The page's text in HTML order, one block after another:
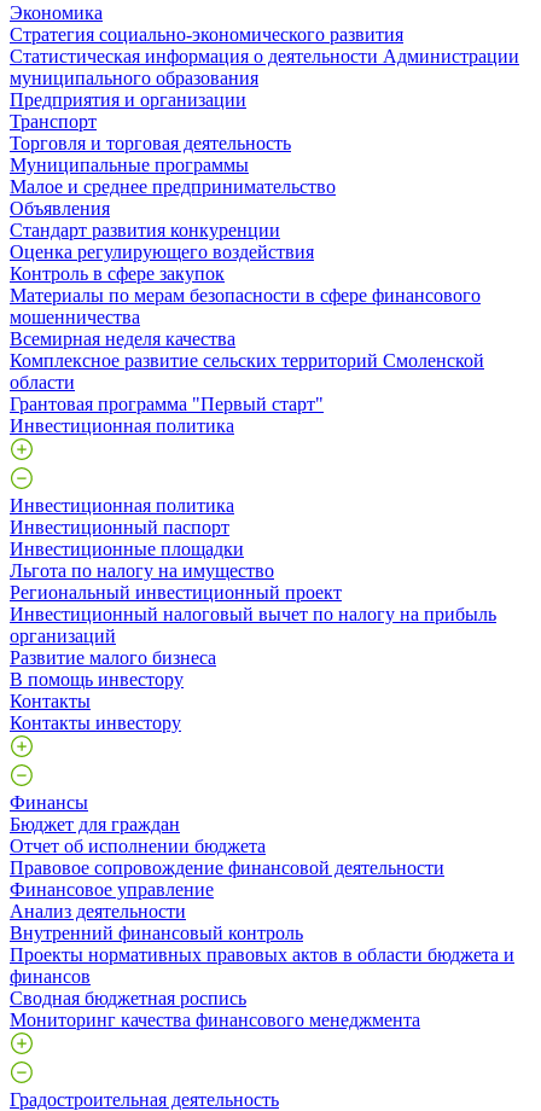
Экономика
Стратегия социально-экономического развития
Статистическая информация о деятельности Администрации
муниципального образования
Предприятия и организации
Транспорт
Торговля и торговая деятельность
Муниципальные программы
Малое и среднее предпринимательство
Объявления
Стандарт развития конкуренции
Оценка регулирующего воздействия
Контроль в сфере закупок
Материалы по мерам безопасности в сфере финансового
мошенничества
Всемирная неделя качества
Комплексное развитие сельских территорий Смоленской
области
Грантовая программа "Первый старт"
Инвестиционная политика
Инвестиционная политика
Инвестиционный паспорт
Инвестиционные площадки
Льгота по налогу на имущество
Региональный инвестиционный проект
Инвестиционный налоговый вычет по налогу на прибыль
организаций
Развитие малого бизнеса
В помощь инвестору
Контакты
Контакты инвестору
Финансы
Бюджет для граждан
Отчет об исполнении бюджета
Правовое сопровождение финансовой деятельности
Финансовое управление
Анализ деятельности
Внутренний финансовый контроль
Проекты нормативных правовых актов в области бюджета и
финансов
Сводная бюджетная роспись
Мониторинг качества финансового менеджмента
Градостроительная деятельность